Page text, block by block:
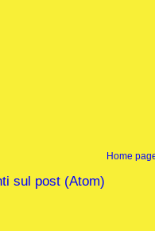
Home
sul post (Atom)